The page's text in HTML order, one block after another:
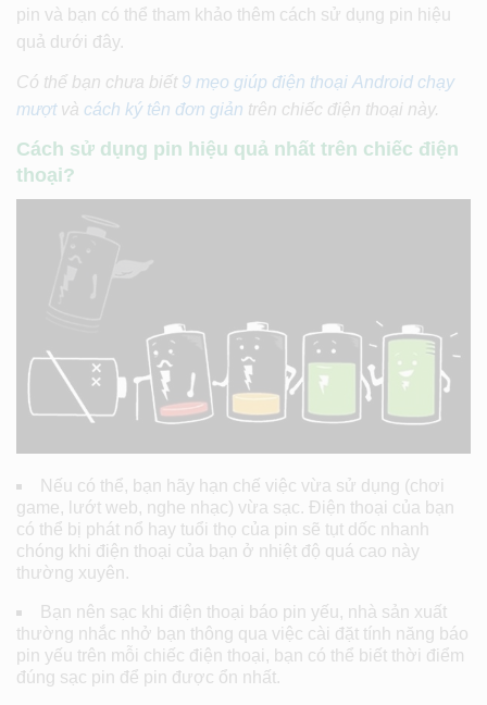
pin và bạn có thể tham khảo thêm cách sử dụng pin hiệu
quả dưới đây.
Có thể bạn chưa biết 9 mẹo giúp điện thoại Android chạy
mượtvà cách ký tên đơn giản trên chiếc điện thoại này.
Cách sử dụng pin hiệu quả nhất trên chiếc điện
thoại?
Nếu có thể, bạn hãy hạn chế việc vừa sử dụng (chơi
game, lướt web, nghe nhạc) vừa sạc. Điện thoại của bạn
có thể bị phát nổ hay tuổi thọ của pin sẽ tụt dốc nhanh
chóng khi điện thoại của bạn ở nhiệt độ quá cao này
thường xuyên.
Bạn nên sạc khi điện thoại báo pin yếu, nhà sản xuất
thường nhắc nhở bạn thông qua việc cài đặt tính năng báo
pin yếu trên mỗi chiếc điện thoại, bạn có thể biết thời điểm
đúng sạc pin để pin được ổn nhất.